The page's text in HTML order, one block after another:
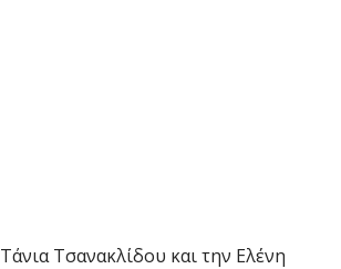
Τσανακλίδου και την Ελένη